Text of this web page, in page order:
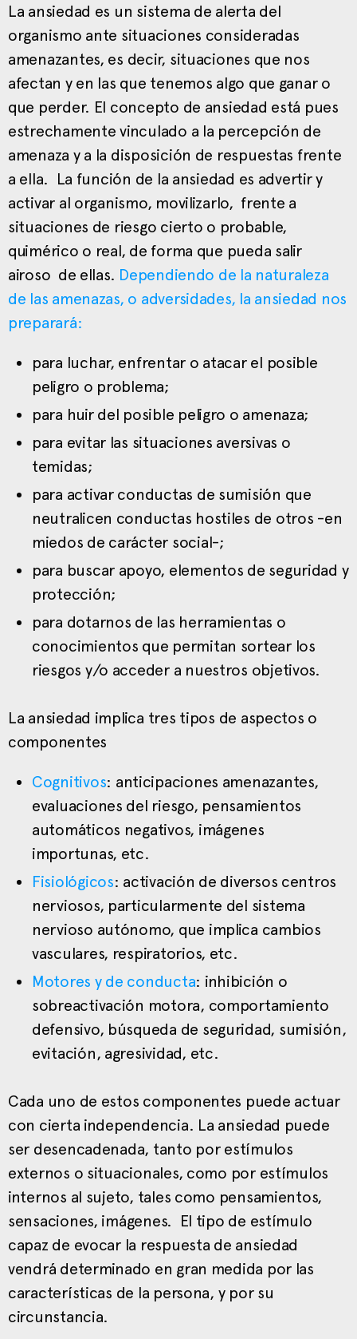
La ansiedad es un sistema de alerta del
organismo ante situaciones consideradas
amenazantes, es decir, situaciones que nos
afectan y en las que tenemos algo que ganar o
que perder. El concepto de ansiedad está pues
estrechamente vinculado a la percepción de
amenaza y a la disposición de respuestas frente
a ella. La función de la ansiedad es advertir y
activar al organismo, movilizarlo, frente a
situaciones de riesgo cierto o probable,
quimérico o real, de forma que pueda salir
airoso de ellas. Dependiendo de la naturaleza
de las amenazas, o adversidades, la ansiedad nos
preparará:
para luchar, enfrentar o atacar el posible
peligro o problema;
para huir del posible peligro o amenaza;
para evitar las situaciones aversivas o
temidas;
para activar conductas de sumisión que
neutralicen conductas hostiles de otros -en
miedos de carácter social-;
para buscar apoyo, elementos de seguridad y
protección;
para dotarnos de las herramientas o
conocimientos que permitan sortear los
riesgos y/o acceder a nuestros objetivos.
La ansiedad implica tres tipos de aspectos o
componentes
Cognitivos: anticipaciones amenazantes,
evaluaciones del riesgo, pensamientos
automáticos negativos, imágenes
importunas, etc.
Fisiológicos: activación de diversos centros
nerviosos, particularmente del sistema
nervioso autónomo, que implica cambios
vasculares, respiratorios, etc.
Motores y de conducta: inhibición o
sobreactivación motora, comportamiento
defensivo, búsqueda de seguridad, sumisión,
evitación, agresividad, etc.
Cada uno de estos componentes puede actuar
con cierta independencia. La ansiedad puede
ser desencadenada, tanto por estímulos
externos o situacionales, como por estímulos
internos al sujeto, tales como pensamientos,
sensaciones, imágenes. El tipo de estímulo
capaz de evocar la respuesta de ansiedad
vendrá determinado en gran medida por las
características de la persona, y por su
circunstancia.